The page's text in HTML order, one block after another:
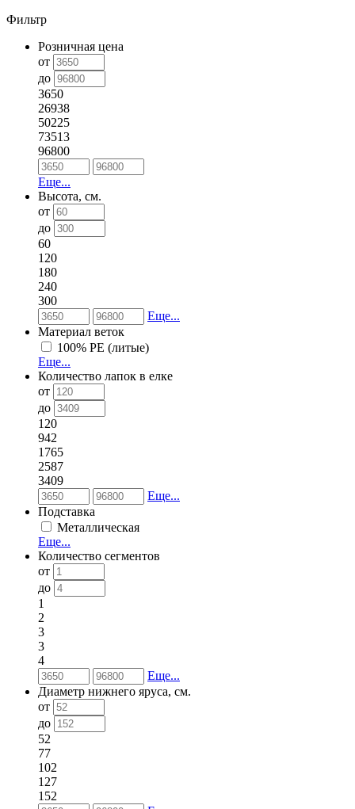
Фильтр
Розничная цена
от
до
3650
26938
50225
73513
96800
Еще...
Высота, см.
от
до
60
120
180
240
300
Еще...
Материал веток
100% РЕ (литые)
Еще...
Количество лапок в елке
от
до
120
942
1765
2587
3409
Еще...
Подставка
Металлическая
Еще...
Количество сегментов
от
до
1
2
3
3
4
Еще...
Диаметр нижнего яруса, см.
от
до
52
77
102
127
152